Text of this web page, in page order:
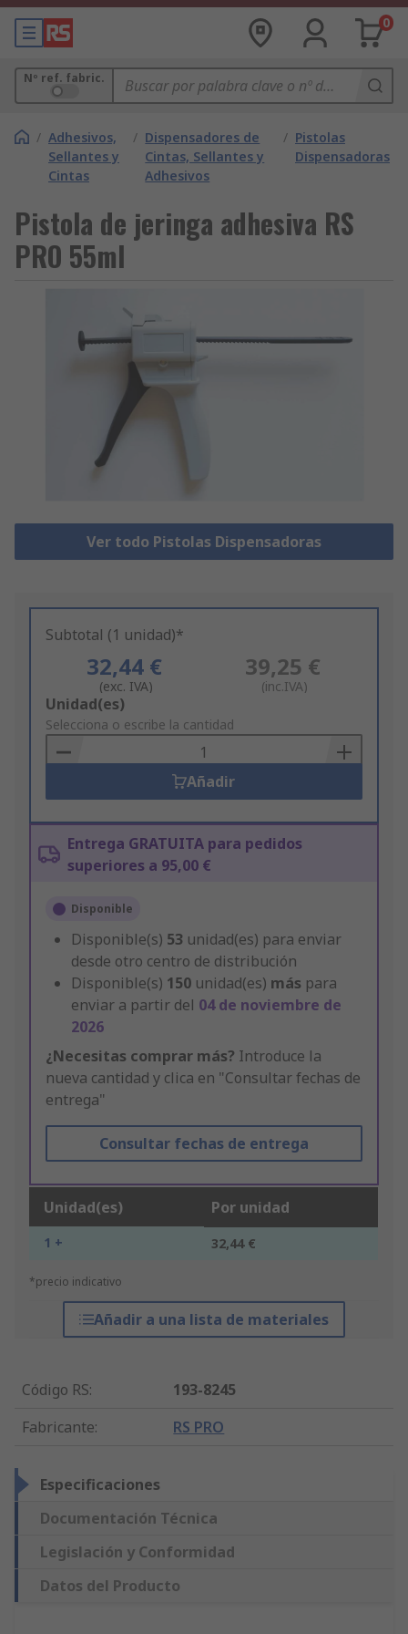
0
Nº ref. fabric.
/ Adhesivos,
Sellantes y
Cintas
/ Dispensadores de
Cintas, Sellantes y
Adhesivos
/ Pistolas
Dispensadoras
Pistola de jeringa adhesiva RS
PRO 55ml
Ver todo Pistolas Dispensadoras
Subtotal (1 unidad)*
32,44 €
(exc. IVA)
39,25 €
(inc.IVA)
Add
to
Basket
Unidad(es)
Selecciona o escribe la cantidad
Añadir
Entrega GRATUITA para pedidos
superiores a 95,00 €
Disponible
Disponible(s) 53 unidad(es) para enviar
desde otro centro de distribución
Disponible(s) 150 unidad(es) más para
enviar a partir del 04 de noviembre de
2026
¿Necesitas comprar más? Introduce la
nueva cantidad y clica en "Consultar fechas de
entrega"
Consultar fechas de entrega
Unidad(es) Por unidad
1 + 32,44 €
*precio indicativo
Añadir a una lista de materiales
Código RS:
193-8245
Fabricante: RS PRO
Especificaciones
Documentación Técnica
Legislación y Conformidad
Datos del Producto